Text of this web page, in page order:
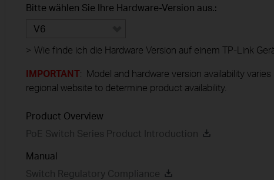
Bitte wählen Sie Ihre Hardware-Version aus.:
V6
> Wie finde ich die Hardware Version auf einem TP-Link
IMPORTANT: Model and hardware version availability
regional website to determine product availability.
Product Overview
PoE Switch Series Product Introduction
Manual
Switch Regulatory Compliance